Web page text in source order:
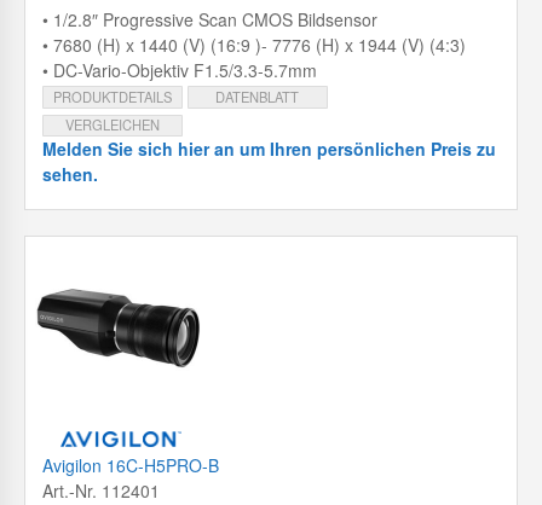
• 1/2.8″ Progressive Scan CMOS Bildsensor
• 7680 (H) x 1440 (V) (16:9 )- 7776 (H) x 1944 (V) (4:3)
• DC-Vario-Objektiv F1.5/3.3-5.7mm
PRODUKTDETAILS
DATENBLATT
VERGLEICHEN
Melden Sie sich hier an um Ihren persönlichen Preis zu
sehen.
Avigilon 16C-H5PRO-B
Art.-Nr. 112401